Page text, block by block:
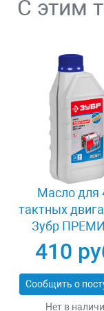
С этим
Масло для
тактных
Зубр
ЗМД-4Т
410
Нет в